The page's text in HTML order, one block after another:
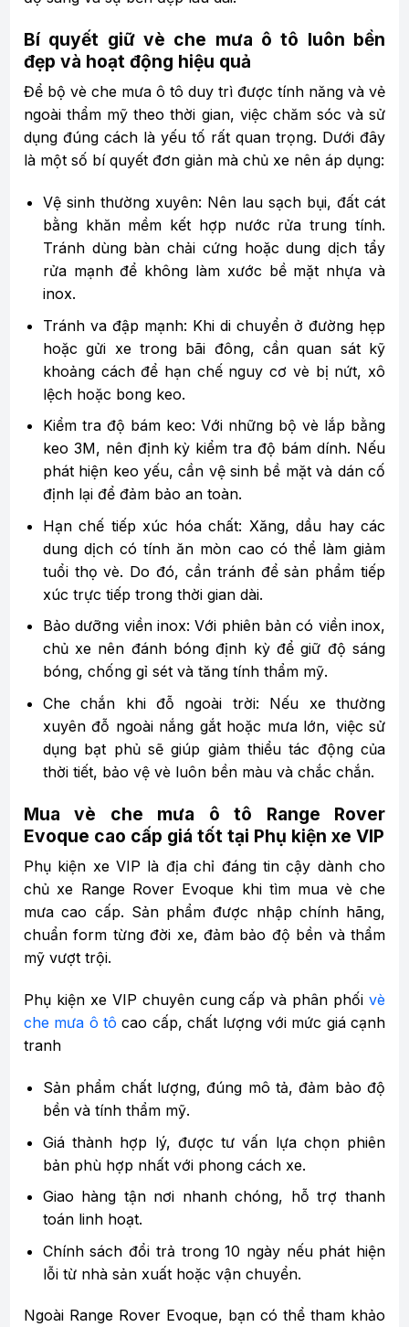
Bí quyết giữ vè che mưa ô tô luôn bền
đẹp và hoạt động hiệu quả
Để bộ vè che mưa ô tô duy trì được tính năng và vẻ
ngoài thẩm mỹ theo thời gian, việc chăm sóc và sử
dụng đúng cách là yếu tố rất quan trọng. Dưới đây
là một số bí quyết đơn giản mà chủ xe nên áp dụng:
Vệ sinh thường xuyên: Nên lau sạch bụi, đất cát
bằng khăn mềm kết hợp nước rửa trung tính.
Tránh dùng bàn chải cứng hoặc dung dịch tẩy
rửa mạnh để không làm xước bề mặt nhựa và
inox.
Tránh va đập mạnh: Khi di chuyển ở đường hẹp
hoặc gửi xe trong bãi đông, cần quan sát kỹ
khoảng cách để hạn chế nguy cơ vè bị nứt, xô
lệch hoặc bong keo.
Kiểm tra độ bám keo: Với những bộ vè lắp bằng
keo 3M, nên định kỳ kiểm tra độ bám dính. Nếu
phát hiện keo yếu, cần vệ sinh bề mặt và dán cố
định lại để đảm bảo an toàn.
Hạn chế tiếp xúc hóa chất: Xăng, dầu hay các
dung dịch có tính ăn mòn cao có thể làm giảm
tuổi thọ vè. Do đó, cần tránh để sản phẩm tiếp
xúc trực tiếp trong thời gian dài.
Bảo dưỡng viền inox: Với phiên bản có viền inox,
chủ xe nên đánh bóng định kỳ để giữ độ sáng
bóng, chống gỉ sét và tăng tính thẩm mỹ.
Che chắn khi đỗ ngoài trời: Nếu xe thường
xuyên đỗ ngoài nắng gắt hoặc mưa lớn, việc sử
dụng bạt phủ sẽ giúp giảm thiểu tác động của
thời tiết, bảo vệ vè luôn bền màu và chắc chắn.
Mua vè che mưa ô tô Range Rover
Evoque cao cấp giá tốt tại Phụ kiện xe VIP
Phụ kiện xe VIP là địa chỉ đáng tin cậy dành cho
chủ xe Range Rover Evoque khi tìm mua vè che
mưa cao cấp. Sản phẩm được nhập chính hãng,
chuẩn form từng đời xe, đảm bảo độ bền và thẩm
mỹ vượt trội.
Phụ kiện xe VIP chuyên cung cấp và phân phối vè
che mưa ô tô cao cấp, chất lượng với mức giá cạnh
tranh
Sản phẩm chất lượng, đúng mô tả, đảm bảo độ
bền và tính thẩm mỹ.
Giá thành hợp lý, được tư vấn lựa chọn phiên
bản phù hợp nhất với phong cách xe.
Giao hàng tận nơi nhanh chóng, hỗ trợ thanh
toán linh hoạt.
Chính sách đổi trả trong 10 ngày nếu phát hiện
lỗi từ nhà sản xuất hoặc vận chuyển.
Ngoài Range Rover Evoque, bạn có thể tham khảo